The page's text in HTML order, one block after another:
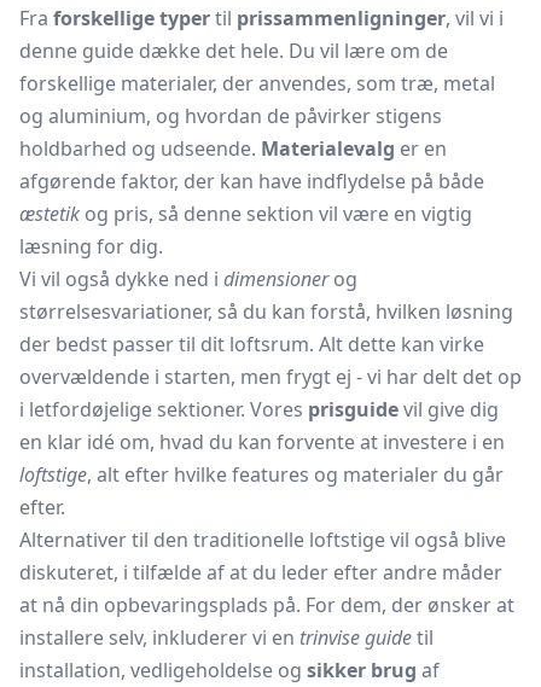
Fra forskellige typertil prissammenligninger, vil vi i
denne guide dække det hele. Du vil lære om de
forskellige materialer, der anvendes, som træ, metal
og aluminium, og hvordan de påvirker stigens
holdbarhed og udseende. Materialevalg er en
afgørende faktor, der kan have indflydelse på både
æstetik og pris, så denne sektion vil være en vigtig
læsning for dig.
Vi vil også dykke ned i dimensionerog
størrelsesvariationer, så du kan forstå, hvilken løsning
der bedst passer til dit loftsrum. Alt dette kan virke
overvældende i starten, men frygt ej - vi har delt det op
i letfordøjelige sektioner. Vores prisguidevil give dig
en klar idé om, hvad du kan forvente at investere i en
loftstige, alt efter hvilke features og materialer du går
efter.
Alternativer til den traditionelle loftstige vil også blive
diskuteret, i tilfælde af at du leder efter andre måder
at nå din opbevaringsplads på. For dem, der ønsker at
installere selv, inkluderer vi en trinvise guidetil
installation, vedligeholdelse og sikker brug af